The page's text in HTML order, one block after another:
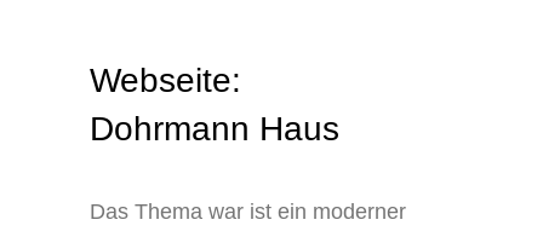
Webseite:
Dohrmann Haus
Das Thema war ist ein moderner